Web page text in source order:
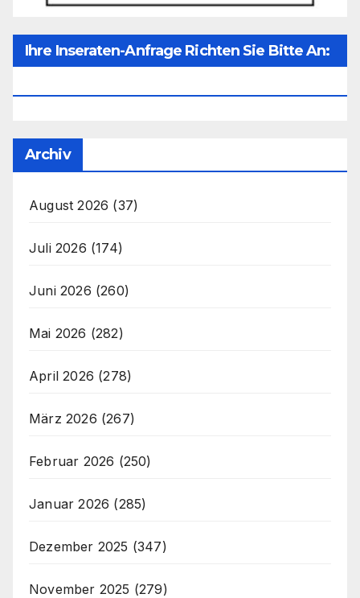
Ihre Inseraten-Anfrage Richten Sie Bitte An:
Archiv
August 2026 (37)
Juli 2026 (174)
Juni 2026 (260)
Mai 2026 (282)
April 2026 (278)
März 2026 (267)
Februar 2026 (250)
Januar 2026 (285)
Dezember 2025 (347)
November 2025 (279)